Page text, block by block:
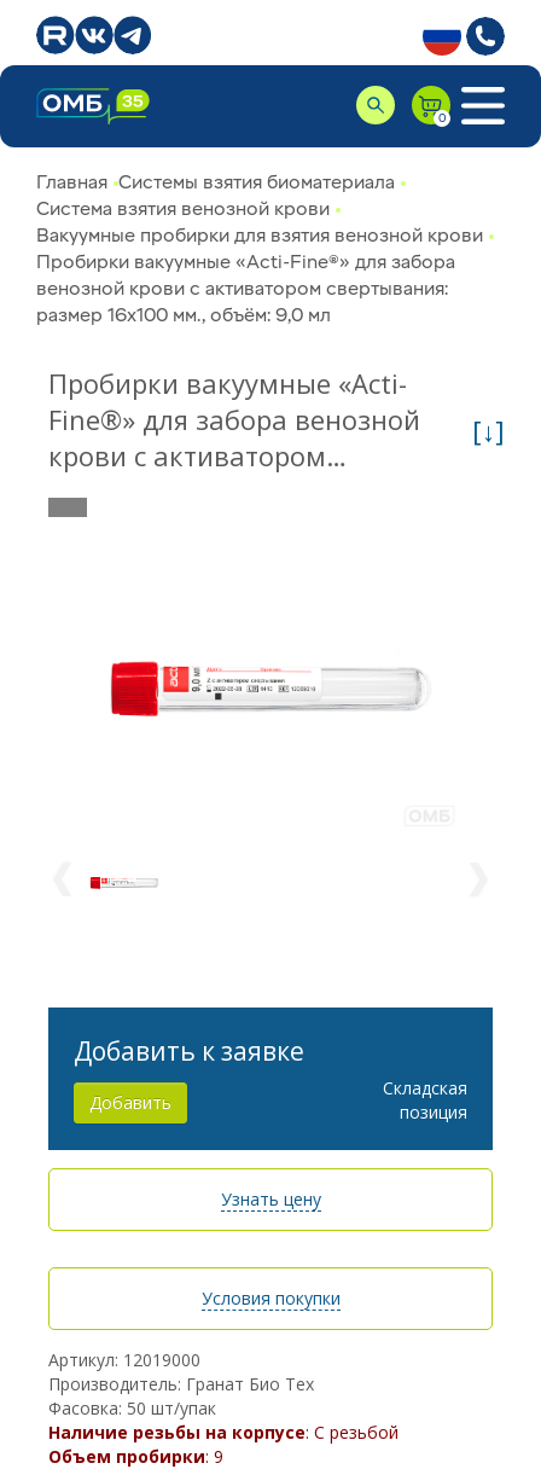
Главная Системы взятия биоматериала
Система взятия венозной крови
Вакуумные пробирки для взятия венозной крови
Пробирки вакуумные «Acti-Fine®» для забора
венозной крови с активатором свертывания:
размер 16х100 мм., объём: 9,0 мл
Пробирки вакуумные «Acti-
Fine®» для забора венозной
крови с активатором
свертывания: размер 16х100
мм., объём: 9,0 мл 12019000
[↓]
Артикул: 12019000
Производитель: Гранат Био Тех
Фасовка: 50 шт/упак
Наличие резьбы на корпусе: С резьбой
Объем пробирки: 9
Добавить к заявке
Добавить
Складская
позиция
Узнать цену
Условия покупки